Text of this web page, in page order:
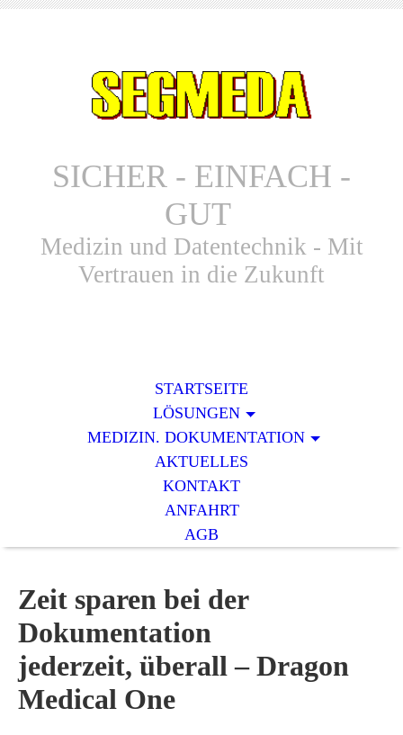
SICHER - EINFACH -
GUT
Medizin und Datentechnik - Mit
Vertrauen in die Zukunft
STARTSEITE
LÖSUNGEN
MEDIZIN. DOKUMENTATION
AKTUELLES
KONTAKT
ANFAHRT
AGB
Zeit sparen bei der
Dokumentation
jederzeit, überall – Dragon
Medical One